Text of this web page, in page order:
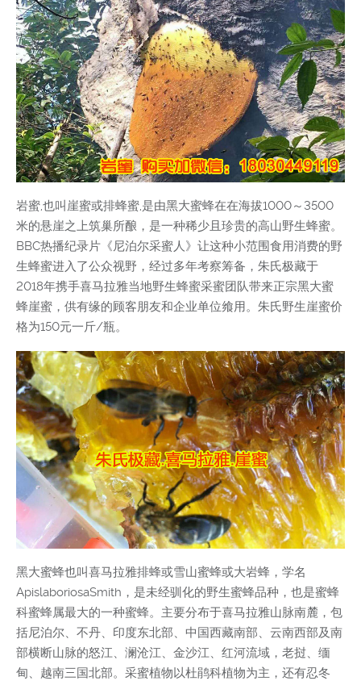
岩蜜,也叫崖蜜或排蜂蜜,是由黑大蜜蜂在在海拔1000～3500
米的悬崖之上筑巢所酿，是一种稀少且珍贵的高山野生蜂蜜。
BBC热播纪录片《尼泊尔采蜜人》让这种小范围食用消费的野
生蜂蜜进入了公众视野，经过多年考察筹备，朱氏极藏于
2018年携手喜马拉雅当地野生蜂蜜采蜜团队带来正宗黑大蜜
蜂崖蜜，供有缘的顾客朋友和企业单位飨用。朱氏野生崖蜜价
格为150元一斤/瓶。
黑大蜜蜂也叫喜马拉雅排蜂或雪山蜜蜂或大岩蜂，学名
ApislaboriosaSmith，是未经驯化的野生蜜蜂品种，也是蜜蜂
科蜜蜂属最大的一种蜜蜂。主要分布于喜马拉雅山脉南麓，包
括尼泊尔、不丹、印度东北部、中国西藏南部、云南西部及南
部横断山脉的怒江、澜沧江、金沙江、红河流域，老挝、缅
甸、越南三国北部。采蜜植物以杜鹃科植物为主，还有忍冬